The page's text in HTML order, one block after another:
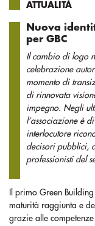
ATTUALITÀ
Nuova
per GBC
Il cambio di logo
celebrazione
momento di
di rinnovata
impegno. Negli
l’associazione è
interlocutore
decisori pubblici,
professionisti del
Il primo Green
maturità raggiunta e
grazie alle competenze